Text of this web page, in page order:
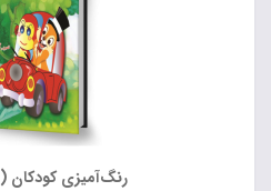
رنگ‌آمیزی کودکان (1) – حیوانات